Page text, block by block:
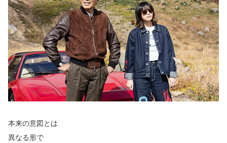
本来の意図とは
異なる形で